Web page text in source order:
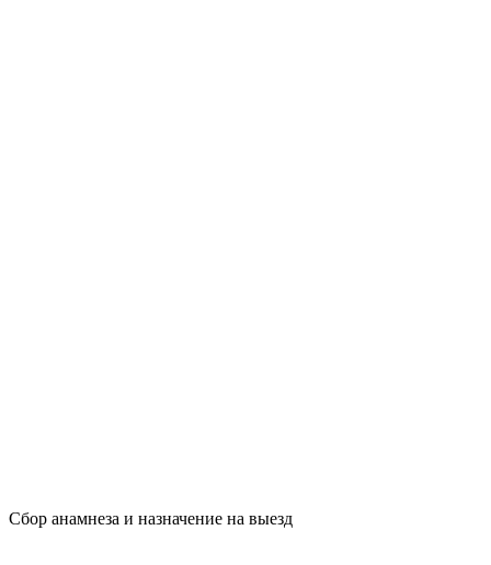
Сбор анамнеза и назначение на выезд